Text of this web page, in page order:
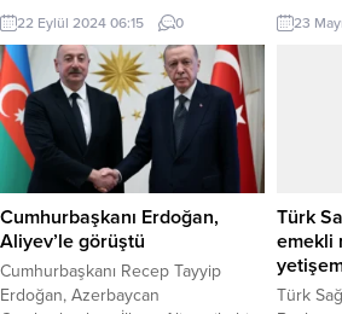
uygulamasında 2 bin 550 şahıs,
350 araç sorgulanırken,
uygulamalarda 6 şüpheli gözaltına
alındı. Pazaryeri Gündem / BİLECİK
(İGFA) – Bilecik İl Jandarma
Komutanlığı’nca il genelinde Huzur
Güven Uygulamaları
gerçekleştirildi. Gece saatlerinde
eş zamanlı olarak 10 noktada
gerçekleşen uygulamalar, toplam
165...
22 Eylül 2024 06:15 0
Kıbrıs
saygı ve
23
Cumhurbaşkanı Erdoğan,
Aliyev’le görüştü
Cumhurbaşkanı Recep Tayyip
Erdoğan, Azerbaycan
Türk
emekli
Türk